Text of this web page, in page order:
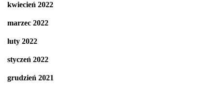
kwiecień 2022
marzec 2022
luty 2022
styczeń 2022
grudzień 2021